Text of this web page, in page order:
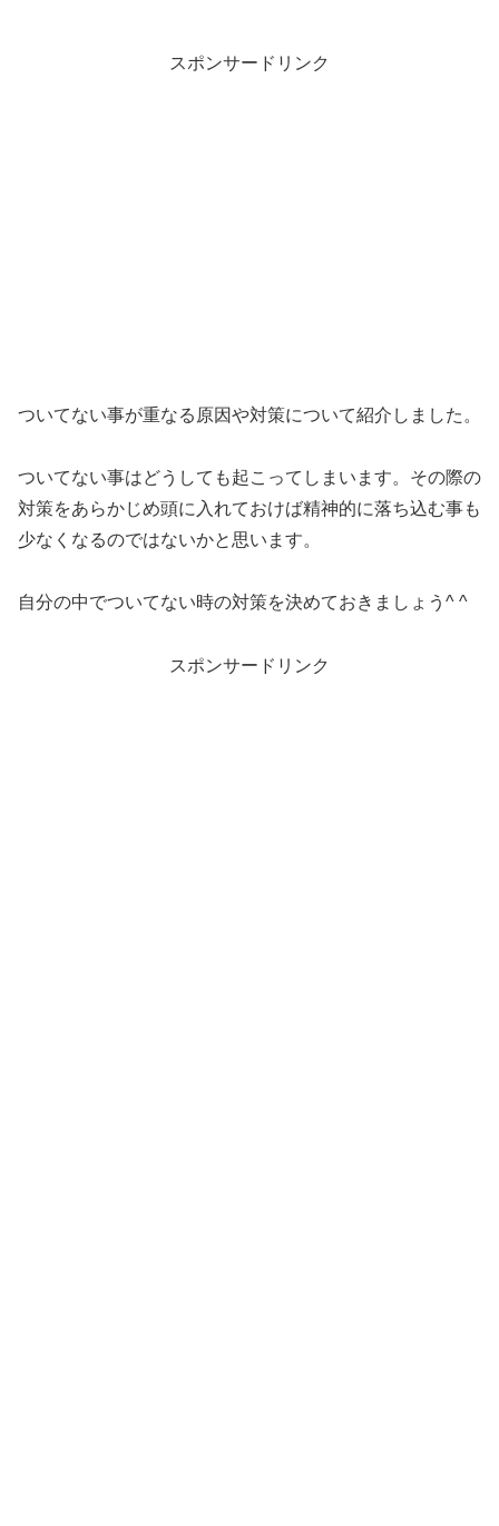
スポンサードリンク
ついてない事が重なる原因や対策について紹介しました。
ついてない事はどうしても起こってしまいます。その際の
対策をあらかじめ頭に入れておけば精神的に落ち込む事も
少なくなるのではないかと思います。
自分の中でついてない時の対策を決めておきましょう^ ^
スポンサードリンク